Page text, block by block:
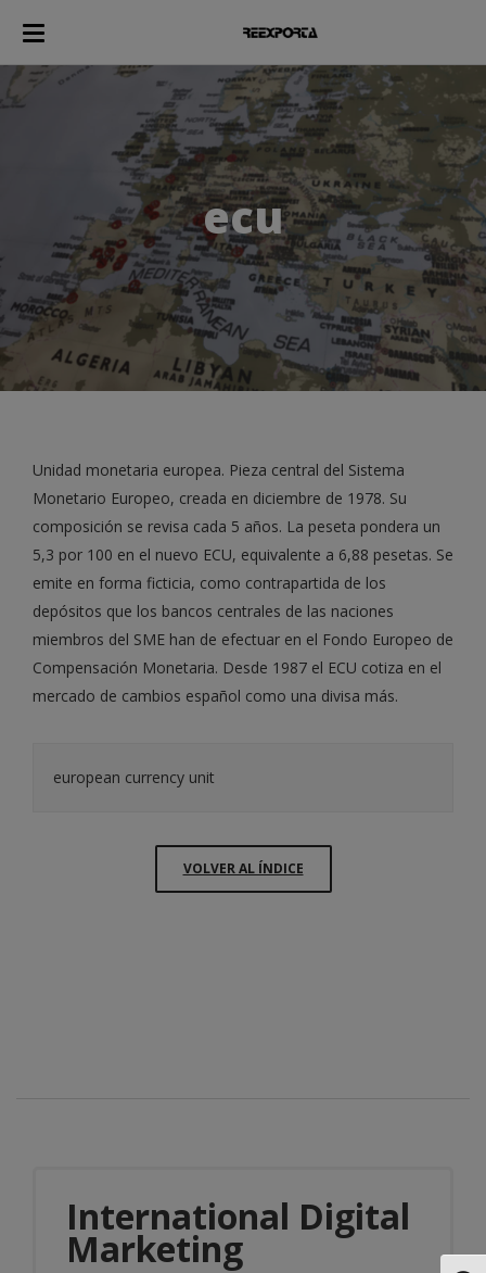
ecu
Unidad monetaria europea. Pieza central del Sistema
Monetario Europeo, creada en diciembre de 1978. Su
composición se revisa cada 5 años. La peseta pondera un
5,3 por 100 en el nuevo ECU, equivalente a 6,88 pesetas. Se
emite en forma ficticia, como contrapartida de los
depósitos que los bancos centrales de las naciones
miembros del SME han de efectuar en el Fondo Europeo de
Compensación Monetaria. Desde 1987 el ECU cotiza en el
mercado de cambios español como una divisa más.
european currency unit
VOLVER AL ÍNDICE
International Digital
Marketing